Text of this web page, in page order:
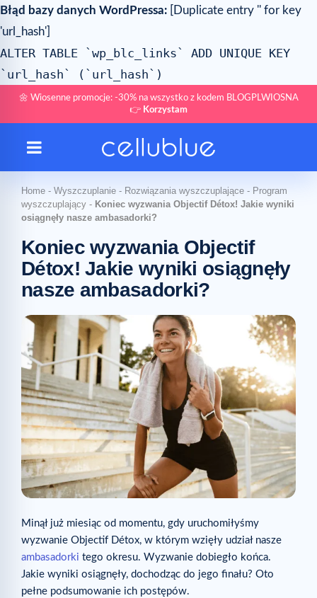
Błąd bazy danych WordPressa: [Duplicate entry '' for key
'url_hash']
ALTER TABLE `wp_blc_links` ADD UNIQUE KEY
`url_hash` (`url_hash`)
🌼 Wiosenne promocje: -30% na wszystko z kodem BLOGPLWIOSNA
👉 Korzystam
Home - Wyszczuplanie - Rozwiązania wyszczuplające - Program
wyszczuplający - Koniec wyzwania Objectif Détox! Jakie wyniki
osiągnęły nasze ambasadorki?
Koniec wyzwania Objectif
Détox! Jakie wyniki osiągnęły
nasze ambasadorki?
Minął już miesiąc od momentu, gdy uruchomiłyśmy
wyzwanie Objectif Détox, w którym wzięły udział nasze
ambasadorki tego okresu. Wyzwanie dobiegło końca.
Jakie wyniki osiągnęły, dochodząc do jego finału? Oto
pełne podsumowanie ich postępów.